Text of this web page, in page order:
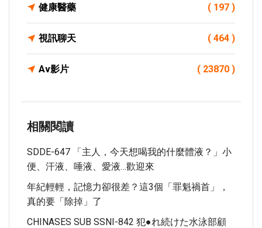
健康醫藥 ( 197 )
視訊聊天 ( 464 )
Av影片 ( 23870 )
相關閱讀
SDDE-647 「主人，今天想喝我的什麼體液？」小
便、汗液、唾液、愛液…歡迎來
年紀輕輕，記憶力卻很差？這3個「罪魁禍首」，
真的要「除掉」了
CHINASES SUB SSNI-842 犯●れ続けた水泳部顧